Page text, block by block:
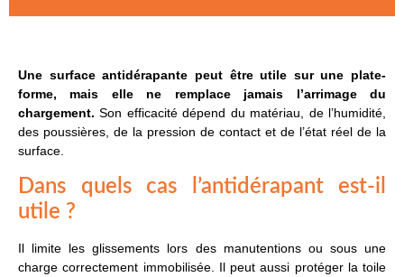
Une surface antidérapante peut être utile sur une plate-
forme, mais elle ne remplace jamais l’arrimage du
chargement. Son efficacité dépend du matériau, de l’humidité,
des poussières, de la pression de contact et de l’état réel de la
surface.
Dans quels cas l’antidérapant est-il
utile ?
Il limite les glissements lors des manutentions ou sous une
charge correctement immobilisée. Il peut aussi protéger la toile